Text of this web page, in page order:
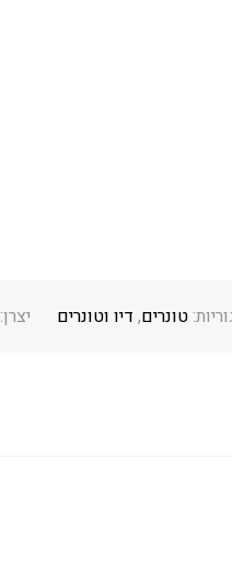
טונרים, דיו וטונרים יצרן: